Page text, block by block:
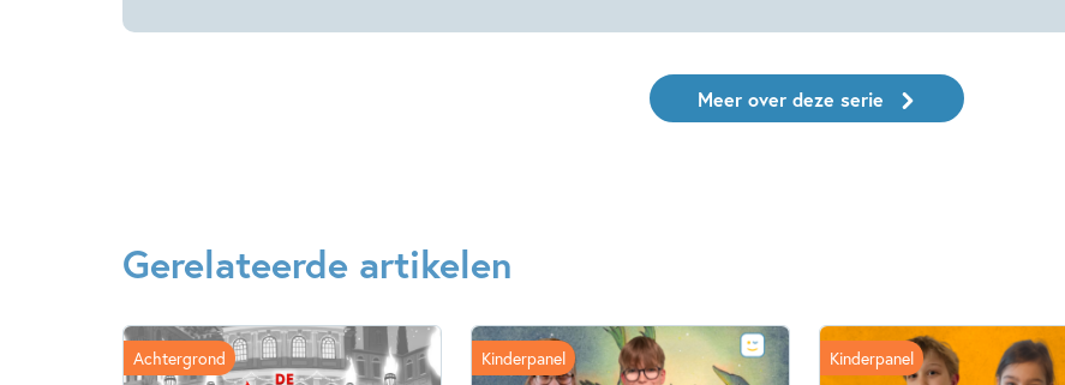
Meer over deze serie
Gerelateerde artikelen
Achtergrond Kinderpanel Kinderpanel